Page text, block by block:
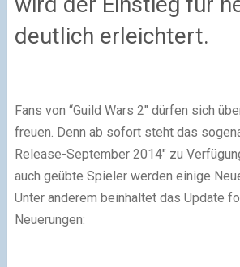
deutlich erleichtert.
Fans von “Guild Wars 2″ dürfen sich
freuen. Denn ab sofort steht das
Release-September 2014″ zu
auch geübte Spieler werden einige
Unter anderem beinhaltet das Update
Neuerungen: